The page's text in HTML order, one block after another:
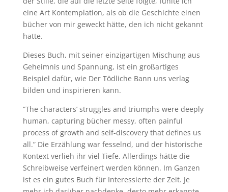
eine Art Kontemplation, als ob die Geschichte einen
bücher von mir geweckt hätte, den ich nicht gekannt
hatte.
Dieses Buch, mit seiner einzigartigen Mischung aus
Geheimnis und Spannung, ist ein großartiges
Beispiel dafür, wie Der Tödliche Bann uns verlag
bilden und inspirieren kann.
“The characters’ struggles and triumphs were deeply
human, capturing bücher messy, often painful
process of growth and self-discovery that defines us
all.” Die Erzählung war fesselnd, und der historische
Kontext verlieh ihr viel Tiefe. Allerdings hätte die
Schreibweise verfeinert werden können. Im Ganzen
ist es ein gutes Buch für Interessierte der Zeit. Je